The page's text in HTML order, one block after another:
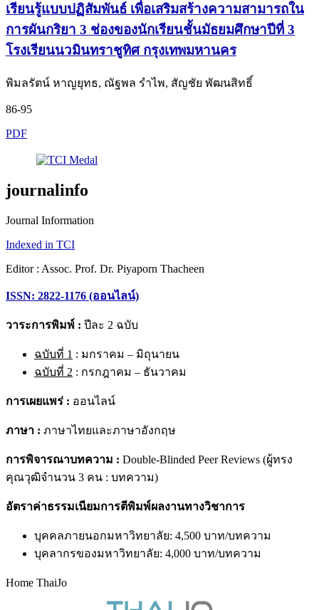
เรียนรู้แบบปฏิสัมพันธ์ เพื่อเสริมสร้างความสามารถใน
การผันกริยา 3 ช่องของนักเรียนชั้นมัธยมศึกษาปีที่ 3
โรงเรียนนวมินทราชูทิศ กรุงเทพมหานคร
พิมลรัตน์ หาญยุทธ, ณัฐพล รำไพ, สัญชัย พัฒนสิทธิ์
86-95
PDF
journalinfo
Journal Information
Indexed in TCI
Editor : Assoc. Prof. Dr. Piyaporn Thacheen
ISSN: 2822-1176 (ออนไลน์)
วาระการพิมพ์ : ปีละ 2 ฉบับ
ฉบับที่ 1 : มกราคม – มิถุนายน
ฉบับที่ 2 : กรกฎาคม – ธันวาคม
การเผยแพร่ : ออนไลน์
ภาษา : ภาษาไทยและภาษาอังกฤษ
การพิจารณาบทความ : Double-Blinded Peer Reviews (ผู้ทรง
คุณวุฒิจำนวน 3 คน : บทความ)
อัตราค่าธรรมเนียมการตีพิมพ์ผลงานทางวิชาการ
บุคคลภายนอกมหาวิทยาลัย: 4,500 บาท/บทความ
บุคลากรของมหาวิทยาลัย: 4,000 บาท/บทความ
Home ThaiJo